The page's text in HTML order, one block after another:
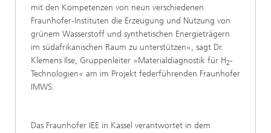
mit den Kompetenzen von neun verschiedenen
Fraunhofer-Instituten die Erzeugung und Nutzung von
grünem Wasserstoff und synthetischen Energieträgern
im südafrikanischen Raum zu unterstützen«, sagt Dr.
Klemens Ilse, Gruppenleiter »Materialdiagnostik für H2-
Technologien« am im Projekt federführenden Fraunhofer
IMWS.
Das Fraunhofer IEE in Kassel verantwortet in dem